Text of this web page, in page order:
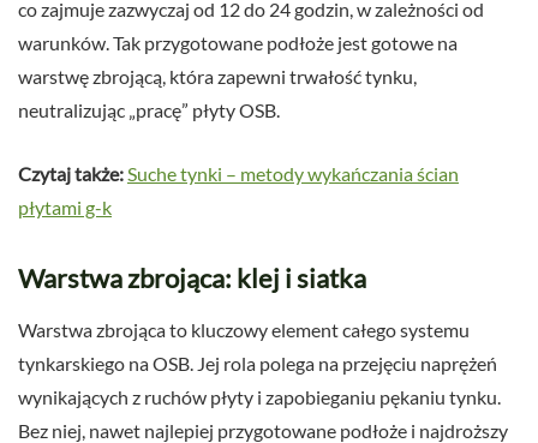
co zajmuje zazwyczaj od 12 do 24 godzin, w zależności od
warunków. Tak przygotowane podłoże jest gotowe na
warstwę zbrojącą, która zapewni trwałość tynku,
neutralizując „pracę” płyty OSB.
Czytaj także:Suche tynki – metody wykańczania ścian
płytami g-k
Warstwa zbrojąca: klej i siatka
Warstwa zbrojąca to kluczowy element całego systemu
tynkarskiego na OSB. Jej rola polega na przejęciu naprężeń
wynikających z ruchów płyty i zapobieganiu pękaniu tynku.
Bez niej, nawet najlepiej przygotowane podłoże i najdroższy